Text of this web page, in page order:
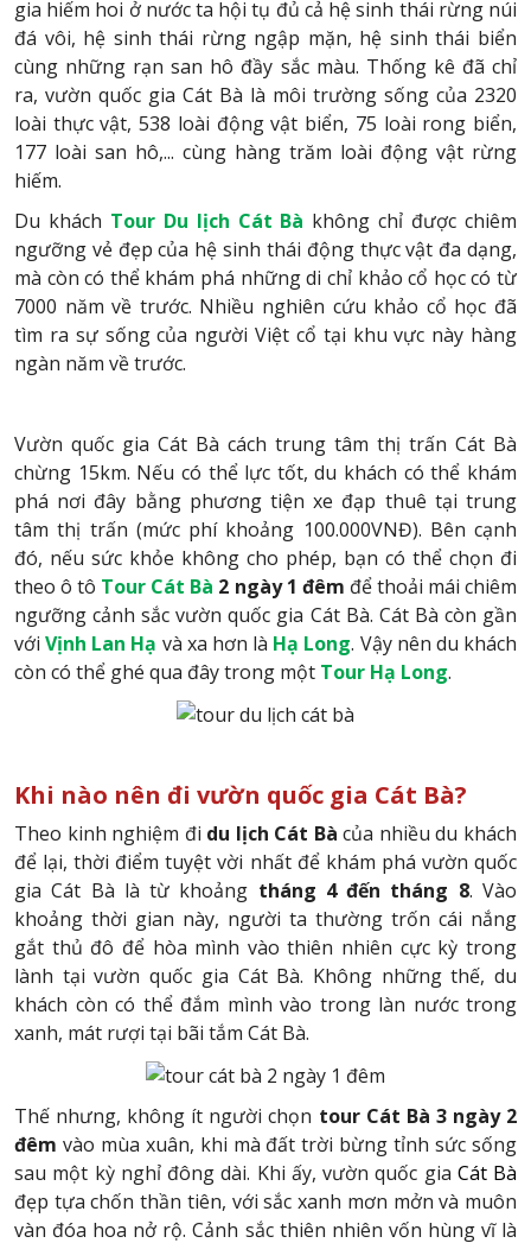
gia hiếm hoi ở nước ta hội tụ đủ cả hệ sinh thái rừng núi
đá vôi, hệ sinh thái rừng ngập mặn, hệ sinh thái biển
cùng những rạn san hô đầy sắc màu. Thống kê đã chỉ
ra, vườn quốc gia Cát Bà là môi trường sống của 2320
loài thực vật, 538 loài động vật biển, 75 loài rong biển,
177 loài san hô,... cùng hàng trăm loài động vật rừng
hiếm.
Du khách Tour Du lịch Cát Bà không chỉ được chiêm
ngưỡng vẻ đẹp của hệ sinh thái động thực vật đa dạng,
mà còn có thể khám phá những di chỉ khảo cổ học có từ
7000 năm về trước. Nhiều nghiên cứu khảo cổ học đã
tìm ra sự sống của người Việt cổ tại khu vực này hàng
ngàn năm về trước.
Vườn quốc gia Cát Bà cách trung tâm thị trấn Cát Bà
chừng 15km. Nếu có thể lực tốt, du khách có thể khám
phá nơi đây bằng phương tiện xe đạp thuê tại trung
tâm thị trấn (mức phí khoảng 100.000VNĐ). Bên cạnh
đó, nếu sức khỏe không cho phép, bạn có thể chọn đi
theo ô tô Tour Cát Bà 2 ngày 1 đêm để thoải mái chiêm
ngưỡng cảnh sắc vườn quốc gia Cát Bà. Cát Bà còn gần
vớiVịnh Lan Hạ và xa hơn là Hạ Long. Vậy nên du khách
còn có thể ghé qua đây trong một Tour Hạ Long.
Khi nào nên đi vườn quốc gia Cát Bà?
Theo kinh nghiệm đi du lịch Cát Bàcủa nhiều du khách
để lại, thời điểm tuyệt vời nhất để khám phá vườn quốc
gia Cát Bà là từ khoảng tháng 4 đến tháng 8. Vào
khoảng thời gian này, người ta thường trốn cái nắng
gắt thủ đô để hòa mình vào thiên nhiên cực kỳ trong
lành tại vườn quốc gia Cát Bà. Không những thế, du
khách còn có thể đắm mình vào trong làn nước trong
xanh, mát rượi tại bãi tắm Cát Bà.
Thế nhưng, không ít người chọn tour Cát Bà 3 ngày 2
đêm vào mùa xuân, khi mà đất trời bừng tỉnh sức sống
sau một kỳ nghỉ đông dài. Khi ấy, vườn quốc gia Cát Bà
đẹp tựa chốn thần tiên, với sắc xanh mơn mởn và muôn
vàn đóa hoa nở rộ. Cảnh sắc thiên nhiên vốn hùng vĩ là